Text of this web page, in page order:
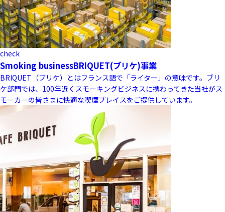
check
Smoking businessBRIQUET(ブリケ)事業
BRIQUET（ブリケ）とはフランス語で「ライター」の意味です。ブリ
ケ部門では、100年近くスモーキングビジネスに携わってきた当社がス
モーカーの皆さまに快適な喫煙プレイスをご提供しています。